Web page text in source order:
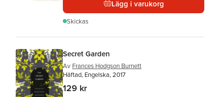
Lägg i varukorg
Skickas
Secret Garden
Av Frances Hodgson Burnett
Häftad, Engelska, 2017
129 kr